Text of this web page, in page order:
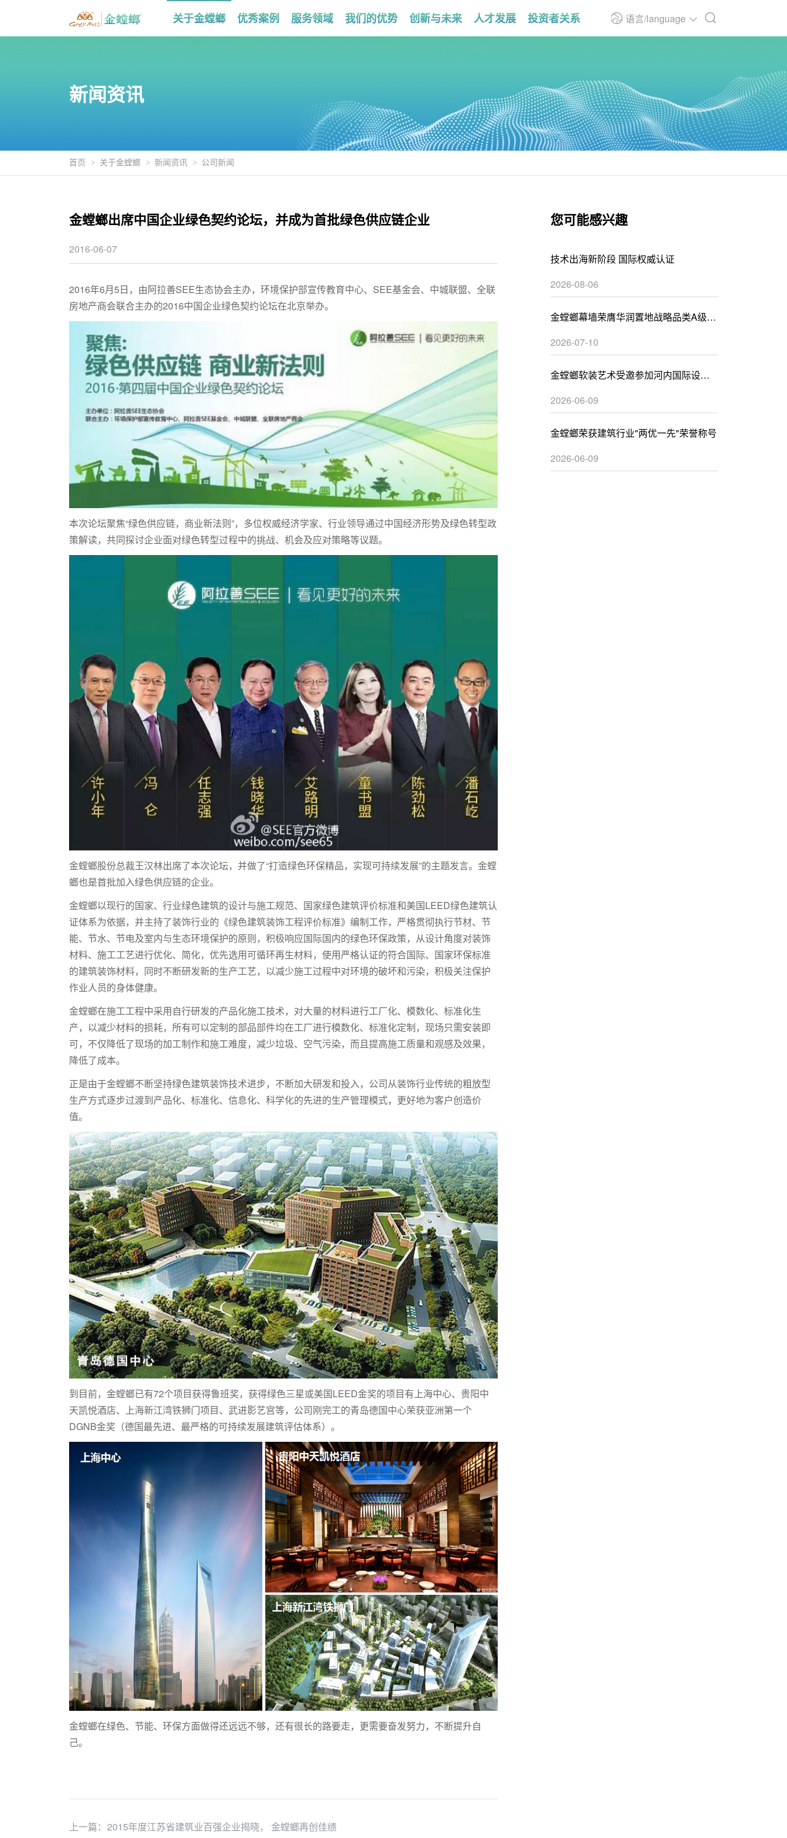
关于金螳螂 优秀案例 服务领域 我们的优势 创新与未来 人才发展 投资者关系 语言/language
新闻资讯
首页 关于金螳螂 新闻资讯 公司新闻
金螳螂出席中国企业绿色契约论坛，并成为首批绿色供应链企业
2016-06-07
2016年6月5日，由阿拉善SEE生态协会主办，环境保护部宣传教育中心、SEE基金会、中城联盟、全联
房地产商会联合主办的2016中国企业绿色契约论坛在北京举办。
本次论坛聚焦“绿色供应链，商业新法则”，多位权威经济学家、行业领导通过中国经济形势及绿色转型政
策解读，共同探讨企业面对绿色转型过程中的挑战、机会及应对策略等议题。
金螳螂股份总裁王汉林出席了本次论坛，并做了“打造绿色环保精品，实现可持续发展”的主题发言。金螳
螂也是首批加入绿色供应链的企业。
金螳螂以现行的国家、行业绿色建筑的设计与施工规范、国家绿色建筑评价标准和美国LEED绿色建筑认
证体系为依据，并主持了装饰行业的《绿色建筑装饰工程评价标准》编制工作，严格贯彻执行节材、节
能、节水、节电及室内与生态环境保护的原则，积极响应国际国内的绿色环保政策，从设计角度对装饰
材料、施工工艺进行优化、简化，优先选用可循环再生材料，使用严格认证的符合国际、国家环保标准
的建筑装饰材料，同时不断研发新的生产工艺，以减少施工过程中对环境的破坏和污染，积极关注保护
作业人员的身体健康。
金螳螂在施工工程中采用自行研发的产品化施工技术，对大量的材料进行工厂化、模数化、标准化生
产，以减少材料的损耗，所有可以定制的部品部件均在工厂进行模数化、标准化定制，现场只需安装即
可，不仅降低了现场的加工制作和施工难度，减少垃圾、空气污染，而且提高施工质量和观感及效果，
降低了成本。
正是由于金螳螂不断坚持绿色建筑装饰技术进步，不断加大研发和投入，公司从装饰行业传统的粗放型
生产方式逐步过渡到产品化、标准化、信息化、科学化的先进的生产管理模式，更好地为客户创造价
值。
到目前，金螳螂已有72个项目获得鲁班奖，获得绿色三星或美国LEED金奖的项目有上海中心、贵阳中
天凯悦酒店、上海新江湾铁狮门项目、武进影艺宫等，公司刚完工的青岛德国中心荣获亚洲第一个
DGNB金奖（德国最先进、最严格的可持续发展建筑评估体系）。
金螳螂在绿色、节能、环保方面做得还远远不够，还有很长的路要走，更需要奋发努力，不断提升自
己。
上一篇： 2015年度江苏省建筑业百强企业揭晓， 金螳螂再创佳绩
您可能感兴趣
技术出海新阶段 国际权威认证
2026-08-06
金螳螂幕墙荣膺华润置地战略品类A级供
2026-07-10
金螳螂软装艺术受邀参加河内国际设计
2026-06-09
金螳螂荣获建筑行业"两优一先"荣誉称号
2026-06-09